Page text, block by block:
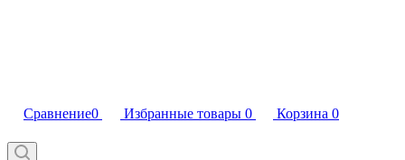
Сравнение0 Избранные товары 0 Корзина 0